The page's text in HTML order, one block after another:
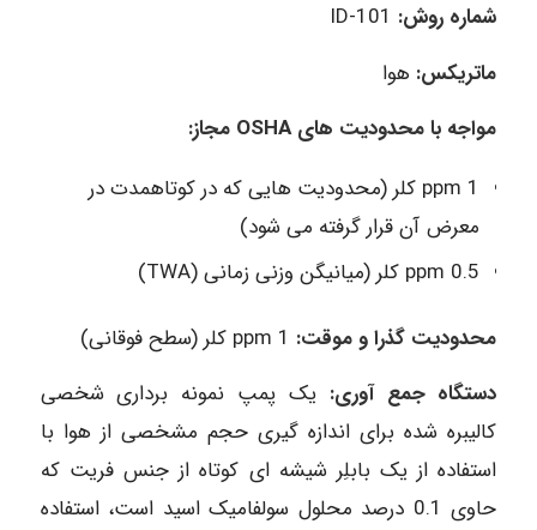
شماره روش: ID-101
ماتریکس: هوا
مواجه با محدودیت­ هایOSHA مجاز:
ppm 1 کلر (محدودیت­ هایی که در کوتاه­مدت در
معرض آن قرار گرفته می­ شود)
ppm 0.5 کلر (میانیگن وزنی زمانی (TWA)
محدودیت گذرا و موقت:
دستگاه جمع ­آوری: یک پمپ نمونه­ برداری شخصی
کالیبره شده برای اندازه ­گیری حجم مشخصی از هوا با
استفاده از یک بابلِر شیشه ­ای کوتاه از جنس فریت که
حاوی 0.1 درصد محلول سولفامیک اسید است، استفاده